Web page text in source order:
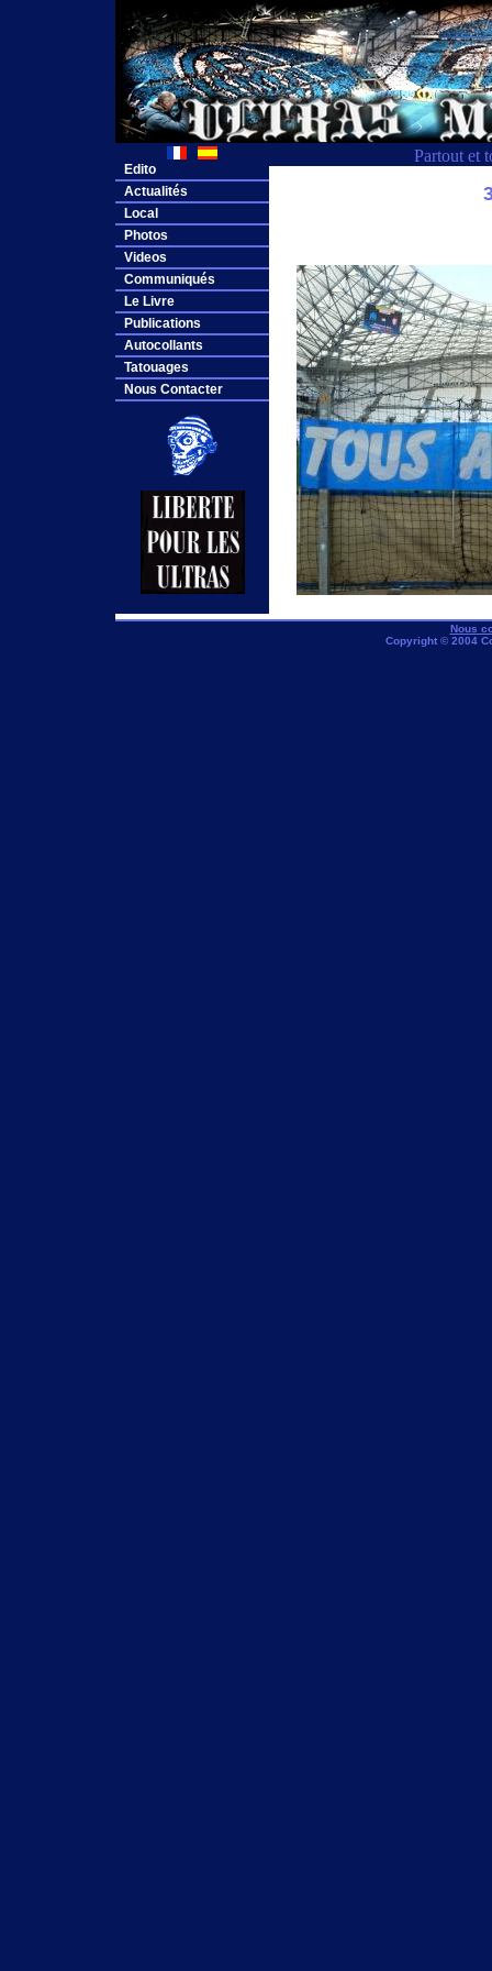
Partout et
Edito
Actualités
Local
Photos
Videos
Communiqués
Le Livre
Publications
Autocollants
Tatouages
Nous Contacter
Nous
Copyright © 2004